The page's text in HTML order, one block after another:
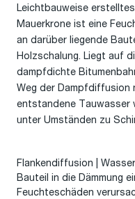
Leichtbauweise
Mauerkrone ist eine
an darüber liegende
Holzschalung. Liegt auf
dampfdichte
Weg der Dampfdiffusion
entstandene Tauwasser
unter Umständen zu
Flankendiffusion |
Bauteil in die Dämmung
Feuchteschäden